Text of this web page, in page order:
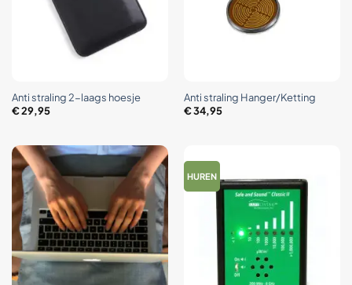
Anti straling 2-laags hoesje
€29,95
Anti straling Hanger/Ketting
€34,95
HUREN